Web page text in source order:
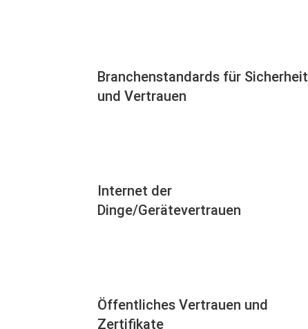
Branchenstandards für Sicherheit
und Vertrauen
Internet der
Dinge/Gerätevertrauen
Öffentliches Vertrauen und
Zertifikate